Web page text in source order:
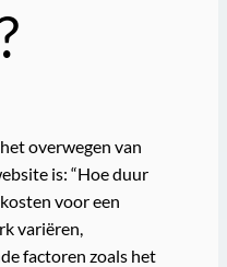
overwegen van
is: “Hoe duur
voor een
variëren,
factoren zoals het